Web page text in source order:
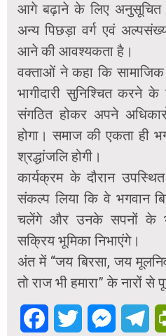
आगे बढ़ाने के लिए अनुसूचित
अन्य पिछड़ा वर्ग एवं
आने की आवश्यकता है।
वक्ताओं ने कहा कि
भागीदारी सुनिश्चित करने
संगठित होकर अपने
होगा। समाज की एकता ही
श्रद्धांजलि होगी।
कार्यक्रम के दौरान
संकल्प लिया कि वे भगवान
चलेंगे और उनके सपनों के
सक्रिय भूमिका निभाएंगे।
अंत में “जय बिरसा, जय
तो राज भी हमारा” के नारों से
FacebookTwitter